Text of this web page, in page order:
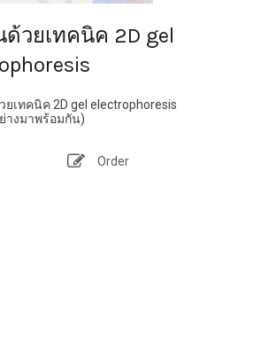
วยเทคนิค 2D gel
เทคนิค 2D gel electrophoresis
างมาพร้อมกัน)
Order